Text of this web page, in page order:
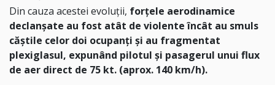
Din cauza acestei evoluții, forțele aerodinamice
declanșate au fost atât de violente încât au smuls
căștile celor doi ocupanți și au fragmentat
plexiglasul, expunând pilotul și pasagerul unui flux
de aer direct de 75 kt. (aprox. 140 km/h).